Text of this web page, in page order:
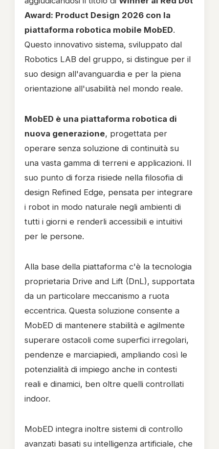
Award: Product Design 2026 con la
piattaforma robotica mobile MobED.
Questo innovativo sistema, sviluppato dal
Robotics LAB del gruppo, si distingue per il
suo design all'avanguardia e per la piena
orientazione all'usabilità nel mondo reale.
MobED è una piattaforma robotica di
nuova generazione, progettata per
operare senza soluzione di continuità su
una vasta gamma di terreni e applicazioni. Il
suo punto di forza risiede nella filosofia di
design Refined Edge, pensata per integrare
i robot in modo naturale negli ambienti di
tutti i giorni e renderli accessibili e intuitivi
per le persone.
Alla base della piattaforma c'è la tecnologia
proprietaria Drive and Lift (DnL), supportata
da un particolare meccanismo a ruota
eccentrica. Questa soluzione consente a
MobED di mantenere stabilità e agilmente
superare ostacoli come superfici irregolari,
pendenze e marciapiedi, ampliando così le
potenzialità di impiego anche in contesti
reali e dinamici, ben oltre quelli controllati
indoor.
MobED integra inoltre sistemi di controllo
avanzati basati su intelligenza artificiale, che